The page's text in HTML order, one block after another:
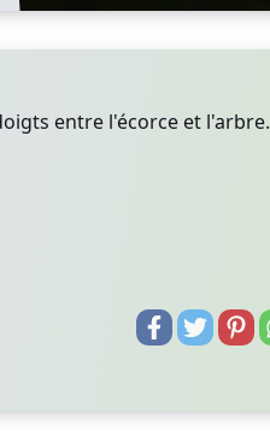
entre l'écorce et l'arbre.